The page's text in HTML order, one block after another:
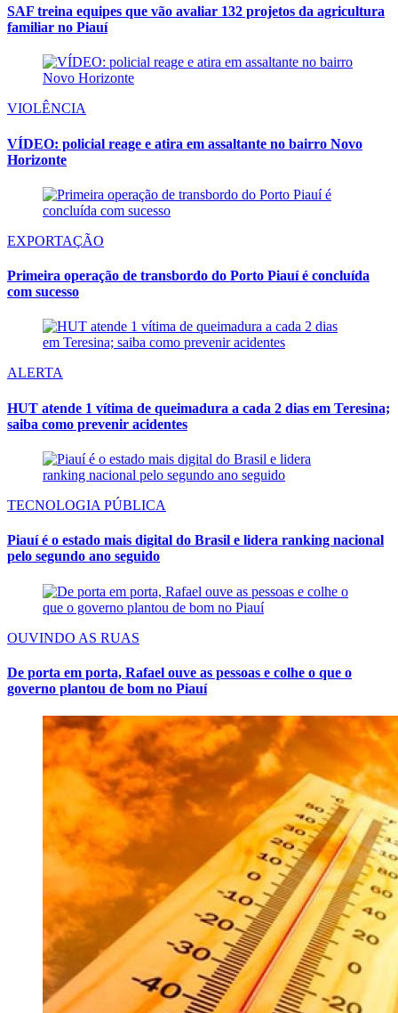
SAF treina equipes que vão avaliar 132 projetos da agricultura
familiar no Piauí
VIOLÊNCIA
VÍDEO: policial reage e atira em assaltante no bairro Novo
Horizonte
EXPORTAÇÃO
Primeira operação de transbordo do Porto Piauí é concluída
com sucesso
ALERTA
HUT atende 1 vítima de queimadura a cada 2 dias em Teresina;
saiba como prevenir acidentes
TECNOLOGIA PÚBLICA
Piauí é o estado mais digital do Brasil e lidera ranking nacional
pelo segundo ano seguido
OUVINDO AS RUAS
De porta em porta, Rafael ouve as pessoas e colhe o que o
governo plantou de bom no Piauí